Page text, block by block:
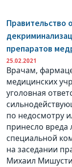
Правительство
препаратов
25.02.2021
Врачам,
медицинских
уголовная
по недосмотру
принесло вреда
специальной
на заседании
Михаил